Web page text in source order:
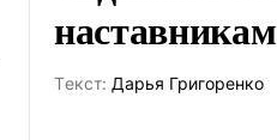
Tекст: Дарья Григоренко